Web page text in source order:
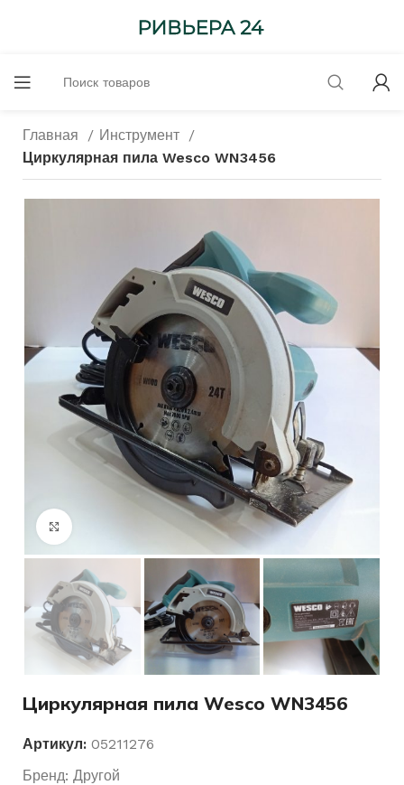
Главная
Инструмент
Циркулярная пила Wesco WN3456
Нажмите, чтобы увеличить
Циркулярная пила Wesco WN3456
Артикул: 05211276
Бренд: Другой